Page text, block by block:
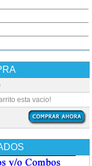
esta vacio!